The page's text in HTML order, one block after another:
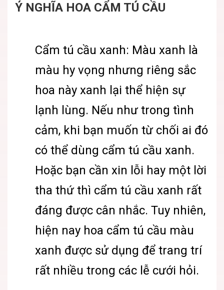
Ý NGHĨA HOA CẨM TÚ CẦU
Cẩm tú cầu xanh: Màu xanh là
màu hy vọng nhưng riêng sắc
hoa này xanh lại thể hiện sự
lạnh lùng. Nếu như trong tình
cảm, khi bạn muốn từ chối ai đó
có thể dùng cẩm tú cầu xanh.
Hoặc bạn cần xin lỗi hay một lời
tha thứ thì cẩm tú cầu xanh rất
đáng được cân nhắc. Tuy nhiên,
hiện nay hoa cẩm tú cầu màu
xanh được sử dụng để trang trí
rất nhiều trong các lễ cưới hỏi.